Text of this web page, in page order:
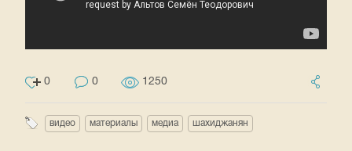
0 0 1250
видео материалы медиа шахиджанян